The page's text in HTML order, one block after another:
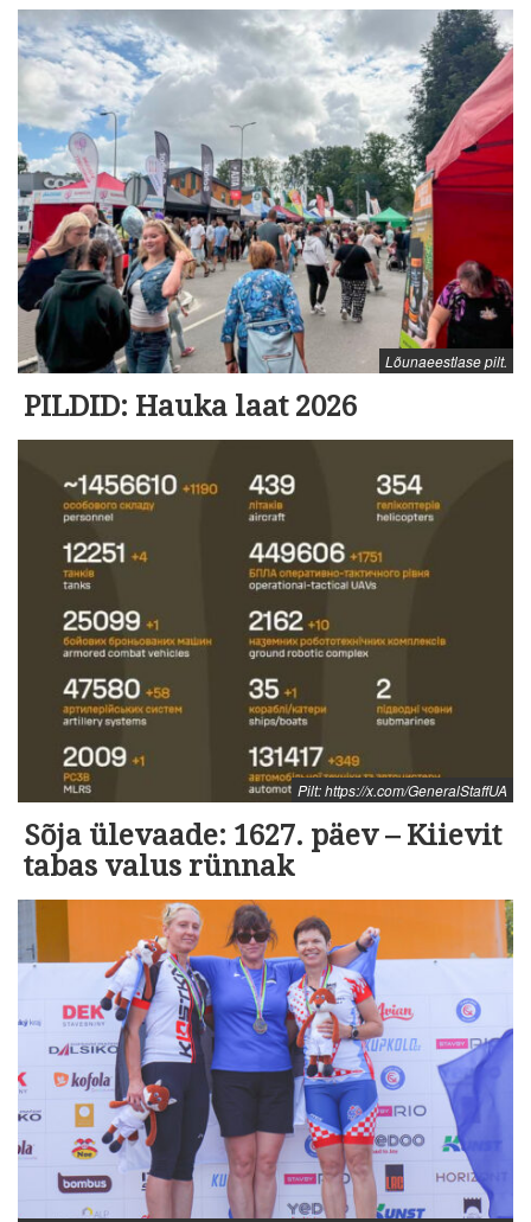
Lõunaeestlase pilt.
PILDID: Hauka laat 2026
Pilt: https://x.com/GeneralStaffUA
Sõja ülevaade: 1627. päev – Kiievit
tabas valus rünnak